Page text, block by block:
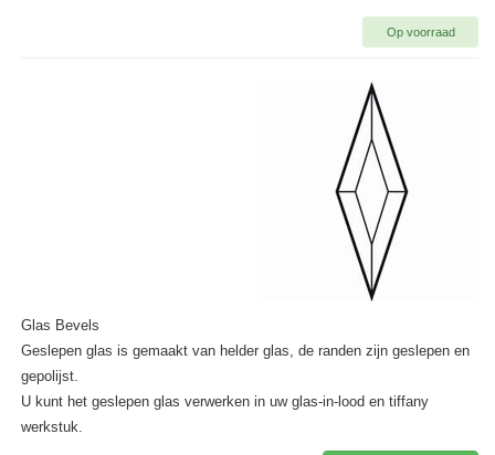
Op voorraad
Glas Bevels
Geslepen glas is gemaakt van helder glas, de randen zijn geslepen en
gepolijst.
U kunt het geslepen glas verwerken in uw glas-in-lood en tiffany
werkstuk.